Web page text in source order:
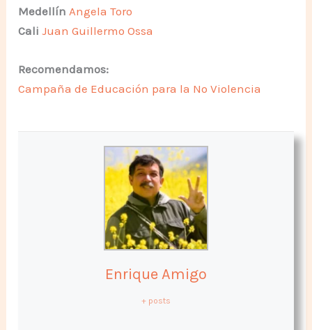
Medellín Angela Toro
Cali Juan Guillermo Ossa
Recomendamos:
Campaña de Educación para la No Violencia
Enrique Amigo
+ posts